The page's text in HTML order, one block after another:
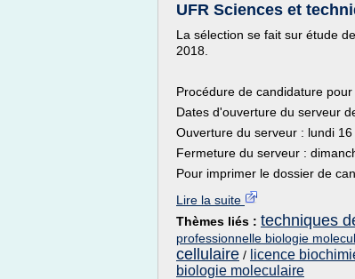
UFR Sciences et
La sélection se fait sur étude
2018.
Procédure de candidature
Dates d'ouverture du serveur
Ouverture du serveur : lundi
Fermeture du serveur :
Pour imprimer le dossier de
Lire la suite
Thèmes liés : techniques
professionnelle biologie
cellulaire / licence
biologie moleculaire